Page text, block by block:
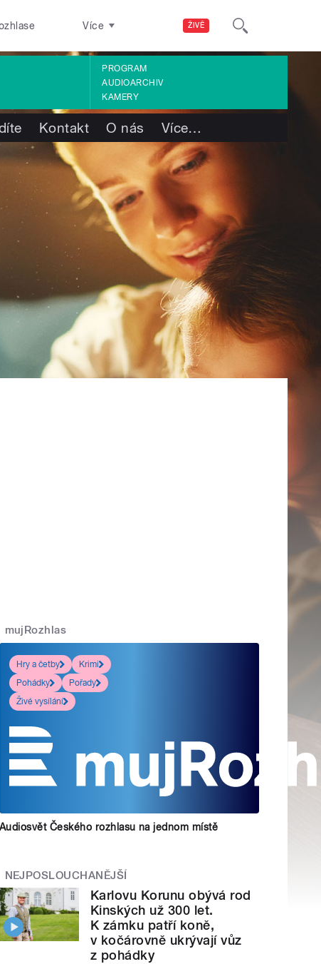
ŽIVĚ
Více
PROGRAM
AUDIOARCHIV
KAMERY
Kontakt O nás Více…
mujRozhlas
Hry a četby
Krimi
Pohádky
Pořady
Živé vysílání
Audiosvět Českého rozhlasu na jednom místě
NEJPOSLOUCHANĚJŠÍ
Karlovu Korunu obývá rod
Kinských už 300 let.
K zámku patří koně,
v kočárovně ukrývají vůz
z pohádky